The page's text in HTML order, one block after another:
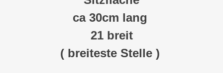
ca 30cm lang
21 breit
( breiteste Stelle )